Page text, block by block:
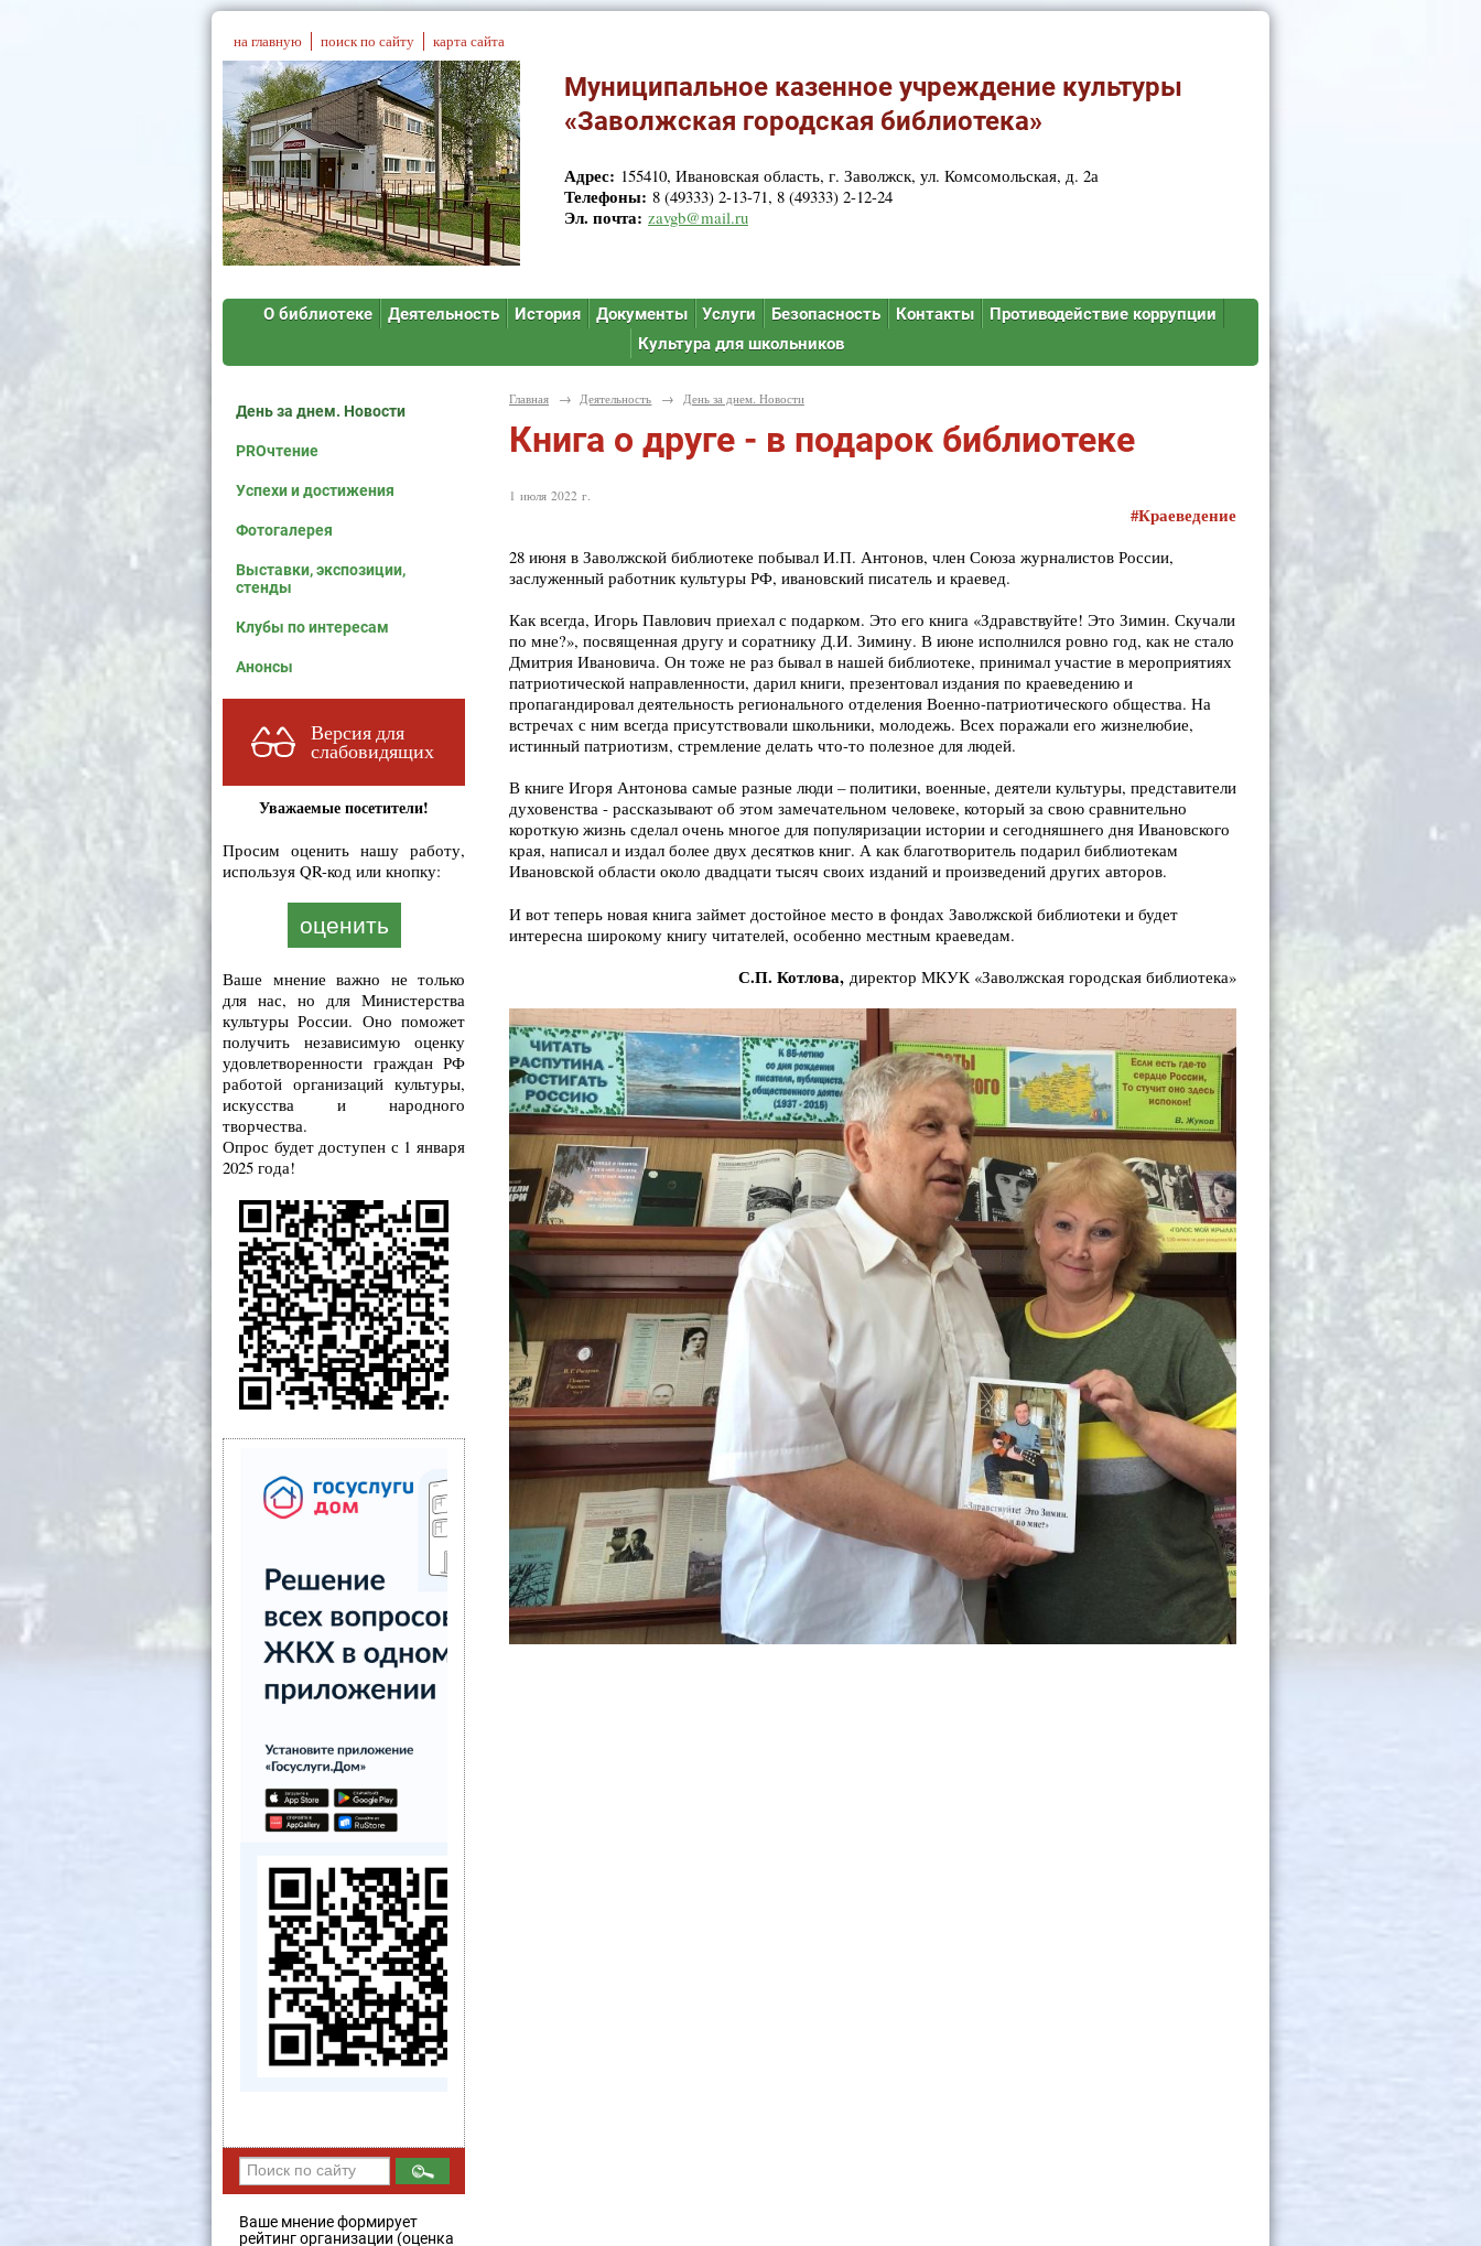
на главную поиск по сайту карта сайта
Муниципальное казенное учреждение культуры
«Заволжская городская библиотека»
Адрес: 155410, Ивановская область, г. Заволжск, ул. Комсомольская, д. 2а
Телефоны: 8 (49333) 2-13-71, 8 (49333) 2-12-24
Эл. почта: zavgb@mail.ru
О библиотеке Деятельность История Документы Услуги Безопасность Контакты
Противодействие коррупции
Культура для школьников
День за днем. Новости
PROчтение
Успехи и достижения
Фотогалерея
Выставки, экспозиции,
стенды
Клубы по интересам
Анонсы
Версия для
слабовидящих
Уважаемые посетители!
Просим оценить нашу работу,
используя QR-код или кнопку:
оценить
Ваше мнение важно не только
для нас, но для Министерства
культуры России. Оно поможет
получить независимую оценку
удовлетворенности граждан РФ
работой организаций культуры,
искусства и народного
творчества.
Опрос будет доступен с 1 января
2025 года!
Ваше мнение формирует
рейтинг организации (оценка
Главная → Деятельность → День за днем. Новости
Книга о друге - в подарок библиотеке
1 июля 2022 г.
#Краеведение
28 июня в Заволжской библиотеке побывал И.П. Антонов, член Союза журналистов России,
заслуженный работник культуры РФ, ивановский писатель и краевед.
Как всегда, Игорь Павлович приехал с подарком. Это его книга «Здравствуйте! Это Зимин. Скучали
по мне?», посвященная другу и соратнику Д.И. Зимину. В июне исполнился ровно год, как не стало
Дмитрия Ивановича. Он тоже не раз бывал в нашей библиотеке, принимал участие в мероприятиях
патриотической направленности, дарил книги, презентовал издания по краеведению и
пропагандировал деятельность регионального отделения Военно-патриотического общества. На
встречах с ним всегда присутствовали школьники, молодежь. Всех поражали его жизнелюбие,
истинный патриотизм, стремление делать что-то полезное для людей.
В книге Игоря Антонова самые разные люди – политики, военные, деятели культуры, представители
духовенства - рассказывают об этом замечательном человеке, который за свою сравнительно
короткую жизнь сделал очень многое для популяризации истории и сегодняшнего дня Ивановского
края, написал и издал более двух десятков книг. А как благотворитель подарил библиотекам
Ивановской области около двадцати тысяч своих изданий и произведений других авторов.
И вот теперь новая книга займет достойное место в фондах Заволжской библиотеки и будет
интересна широкому книгу читателей, особенно местным краеведам.
С.П. Котлова, директор МКУК «Заволжская городская библиотека»